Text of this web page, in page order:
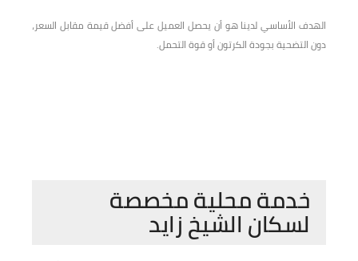
الهدف الأساسي لدينا هو أن يحصل العميل على أفضل قيمة مقابل السعر،
دون التضحية بجودة الكرتون أو قوة التحمل.
خدمة محلية مخصصة
لسكان الشيخ زايد